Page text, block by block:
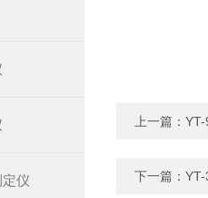
仪
上一篇：
下一篇：